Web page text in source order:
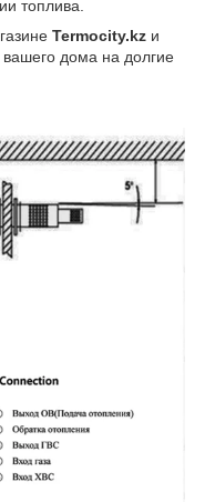
топлива.
Termocity.kzи
дома на долгие